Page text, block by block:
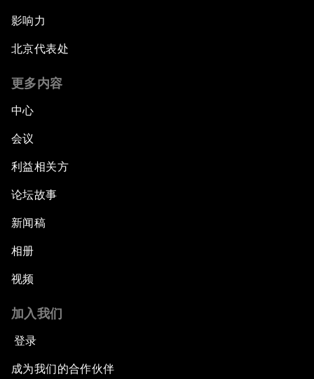
影响力
北京代表处
更多内容
中心
会议
利益相关方
论坛故事
新闻稿
相册
视频
加入我们
登录
成为我们的合作伙伴